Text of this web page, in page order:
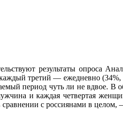
результаты опроса
третий — ежедневно (34%,
период чуть ли не вдвое. В
и каждая четвертая
сравнении с россиянами в